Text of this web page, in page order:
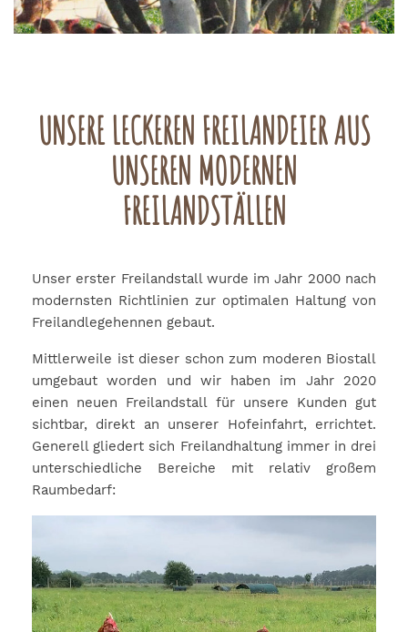
UNSERE LECKEREN FREILANDEIER AUS
UNSEREN MODERNEN
FREILANDSTÄLLEN
Unser erster Freilandstall wurde im Jahr 2000 nach
modernsten Richtlinien zur optimalen Haltung von
Freilandlegehennen gebaut.
Mittlerweile ist dieser schon zum moderen Biostall
umgebaut worden und wir haben im Jahr 2020
einen neuen Freilandstall für unsere Kunden gut
sichtbar, direkt an unserer Hofeinfahrt, errichtet.
Generell gliedert sich Freilandhaltung immer in drei
unterschiedliche Bereiche mit relativ großem
Raumbedarf: